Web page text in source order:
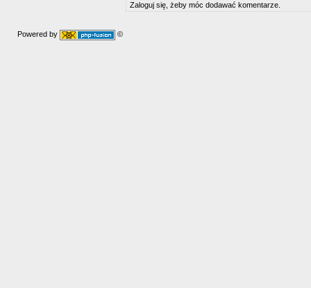
Zaloguj się, żeby móc dodawać komentarze.
Powered by ©